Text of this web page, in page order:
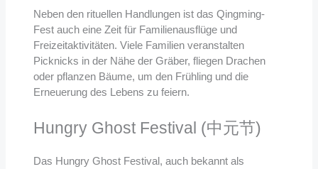
Neben den rituellen Handlungen ist das Qingming-
Fest auch eine Zeit für Familienausflüge und
Freizeitaktivitäten. Viele Familien veranstalten
Picknicks in der Nähe der Gräber, fliegen Drachen
oder pflanzen Bäume, um den Frühling und die
Erneuerung des Lebens zu feiern.
Hungry Ghost Festival (中元节)
Das Hungry Ghost Festival, auch bekannt als